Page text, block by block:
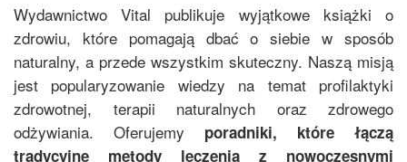
Wydawnictwo Vital publikuje wyjątkowe książki o
zdrowiu, które pomagają dbać o siebie w sposób
naturalny, a przede wszystkim skuteczny. Naszą misją
jest popularyzowanie wiedzy na temat profilaktyki
zdrowotnej, terapii naturalnych oraz zdrowego
odżywiania. Oferujemy poradniki, które łączą
tradycyjne metody leczenia z nowoczesnymi